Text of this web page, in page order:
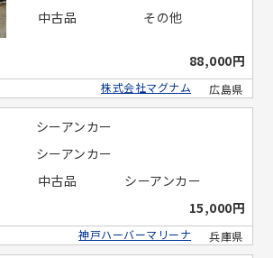
中古品
その他
88,000円
広島県
株式会社マグナム
シーアンカー
シーアンカー
中古品
シーアンカー
15,000円
兵庫県
神戸ハーバーマリーナ